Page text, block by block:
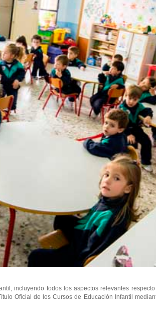
incluyendo todos los aspectos relevantes
Oficial de los Cursos de Educación Infantil